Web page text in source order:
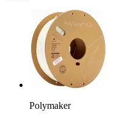
Polymaker